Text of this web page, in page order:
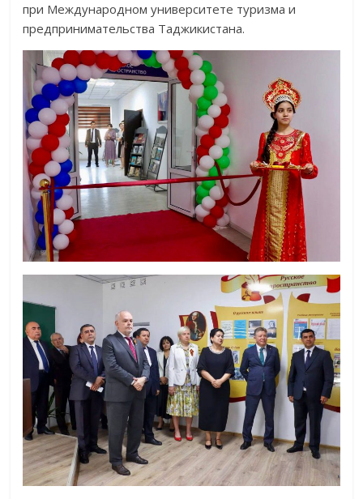
при Международном университете туризма и
предпринимательства Таджикистана.